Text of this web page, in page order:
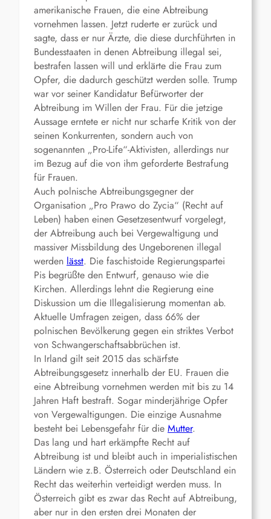
amerikanische Frauen, die eine Abtreibung
vornehmen lassen. Jetzt ruderte er zurück und
sagte, dass er nur Ärzte, die diese durchführten in
Bundesstaaten in denen Abtreibung illegal sei,
bestrafen lassen will und erklärte die Frau zum
Opfer, die dadurch geschützt werden solle. Trump
war vor seiner Kandidatur Befürworter der
Abtreibung im Willen der Frau. Für die jetzige
Aussage erntete er nicht nur scharfe Kritik von der
seinen Konkurrenten, sondern auch von
sogenannten „Pro-Life“-Aktivisten, allerdings nur
im Bezug auf die von ihm geforderte Bestrafung
für Frauen.
Auch polnische Abtreibungsgegner der
Organisation „Pro Prawo do Zycia“ (Recht auf
Leben) haben einen Gesetzesentwurf vorgelegt,
der Abtreibung auch bei Vergewaltigung und
massiver Missbildung des Ungeborenen illegal
werden lässt. Die faschistoide Regierungspartei
Pis begrüßte den Entwurf, genauso wie die
Kirchen. Allerdings lehnt die Regierung eine
Diskussion um die Illegalisierung momentan ab.
Aktuelle Umfragen zeigen, dass 66% der
polnischen Bevölkerung gegen ein striktes Verbot
von Schwangerschaftsabbrüchen ist.
In Irland gilt seit 2015 das schärfste
Abtreibungsgesetz innerhalb der EU. Frauen die
eine Abtreibung vornehmen werden mit bis zu 14
Jahren Haft bestraft. Sogar minderjährige Opfer
von Vergewaltigungen. Die einzige Ausnahme
besteht bei Lebensgefahr für die Mutter.
Das lang und hart erkämpfte Recht auf
Abtreibung ist und bleibt auch in imperialistischen
Ländern wie z.B. Österreich oder Deutschland ein
Recht das weiterhin verteidigt werden muss. In
Österreich gibt es zwar das Recht auf Abtreibung,
aber nur in den ersten drei Monaten der